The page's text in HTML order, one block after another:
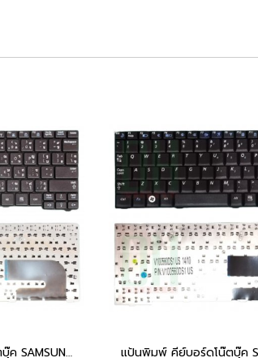
แป้นพิมพ์ คีย์บอร์ดโน๊ตบุ๊ค SAMSUNG NC140 NC10, ND10, N108, N140, NP10, NC310, N110 Laptop Keyboard